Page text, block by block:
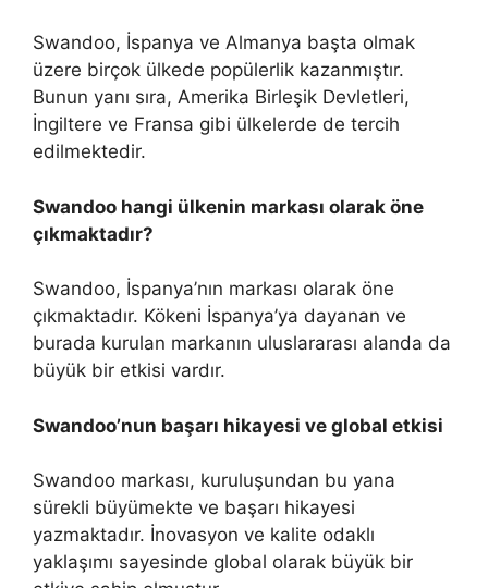
Swandoo, İspanya ve Almanya başta olmak
üzere birçok ülkede popülerlik kazanmıştır.
Bunun yanı sıra, Amerika Birleşik Devletleri,
İngiltere ve Fransa gibi ülkelerde de tercih
edilmektedir.
Swandoo hangi ülkenin markası olarak öne
çıkmaktadır?
Swandoo, İspanya’nın markası olarak öne
çıkmaktadır. Kökeni İspanya’ya dayanan ve
burada kurulan markanın uluslararası alanda da
büyük bir etkisi vardır.
Swandoo’nun başarı hikayesi ve global etkisi
Swandoo markası, kuruluşundan bu yana
sürekli büyümekte ve başarı hikayesi
yazmaktadır. İnovasyon ve kalite odaklı
yaklaşımı sayesinde global olarak büyük bir